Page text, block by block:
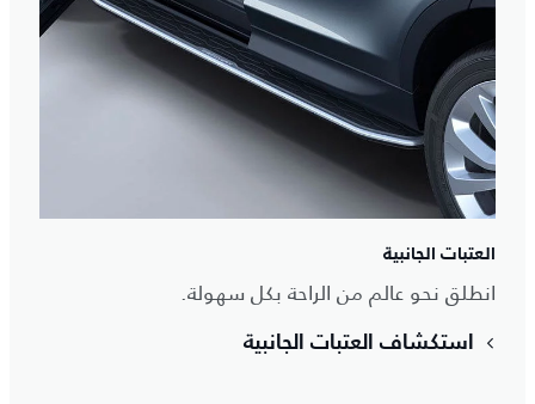
العتبات الجانبية
انطلق نحو عالم من الراحة بكل سهولة.
استكشاف العتبات الجانبية